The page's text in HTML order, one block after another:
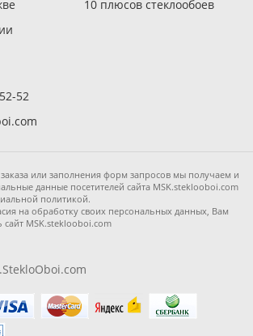
10 плюсов стеклообоев
52
или заполнения форм запросов мы получаем и
данные посетителей сайта MSK.steklooboi.com
политикой.
на обработку своих персональных данных, Вам
MSK.steklooboi.com